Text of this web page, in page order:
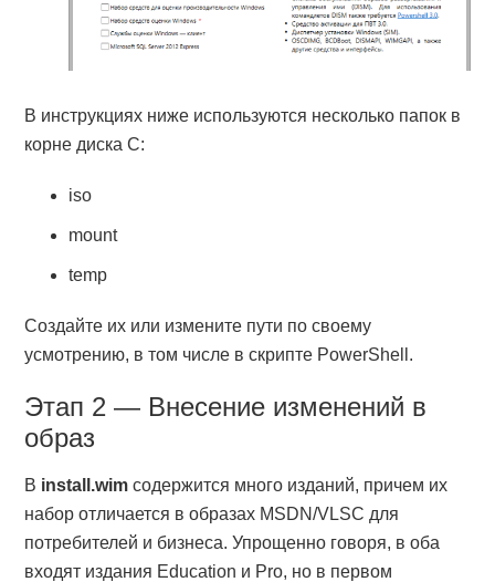
В инструкциях ниже используются несколько папок в
корне диска C:
iso
mount
temp
Создайте их или измените пути по своему
усмотрению, в том числе в скрипте PowerShell.
Этап 2 — Внесение изменений в
образ
В install.wim содержится много изданий, причем их
набор отличается в образах MSDN/VLSC для
потребителей и бизнеса. Упрощенно говоря, в оба
входят издания Education и Pro, но в первом